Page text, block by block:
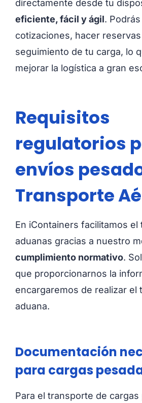
directamente desde tu
eficiente, fácil y ágil.
cotizaciones, hacer
seguimiento de tu carga, lo
mejorar la logística a gran
Requisitos
regulatorios
envíos
Transporte
En iContainers facilitamos el
aduanas gracias a nuestro
cumplimiento normativo.
que proporcionarnos la
encargaremos de realizar el
aduana.
Documentación
para cargas
Para el transporte de cargas